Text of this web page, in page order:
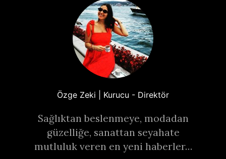
Özge Zeki | Kurucu - Direktör
Sağlıktan beslenmeye, modadan
güzelliğe, sanattan seyahate
mutluluk veren en yeni haberler…